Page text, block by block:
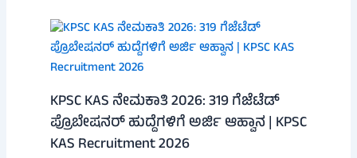
KPSC KAS ನೇಮಕಾತಿ 2026: 319 ಗೆಜೆಟೆಡ್
ಪ್ರೊಬೇಷನರ್ ಹುದ್ದೆಗಳಿಗೆ ಅರ್ಜಿ ಆಹ್ವಾನ | KPSC
KAS Recruitment 2026